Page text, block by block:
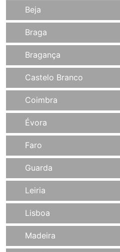
Beja
Braga
Bragança
Castelo Branco
Coimbra
Évora
Faro
Guarda
Leiria
Lisboa
Madeira